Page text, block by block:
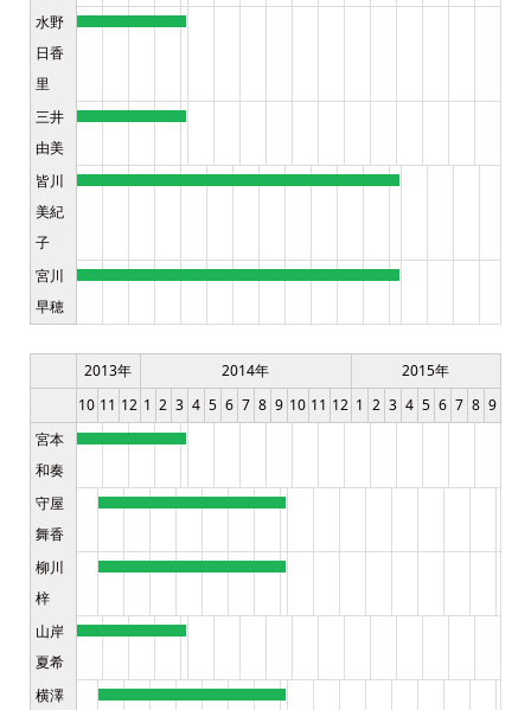
水野
日香
里
三井
由美
皆川
美紀
子
宮川
早穂
2013年 2014年
2015年
10 11 12 1 2 3 4 5 6 7 8 9 10 11 12 1 2 3 4 5 6 7 8 9
宮本
和奏
守屋
舞香
柳川
梓
山岸
夏希
横澤